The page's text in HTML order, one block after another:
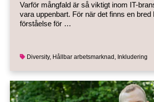
Varför mångfald är så viktigt inom IT-
vara uppenbart. För när det finns en
förståelse för …
Diversity, Hållbar arbetsmarknad , Inkludering